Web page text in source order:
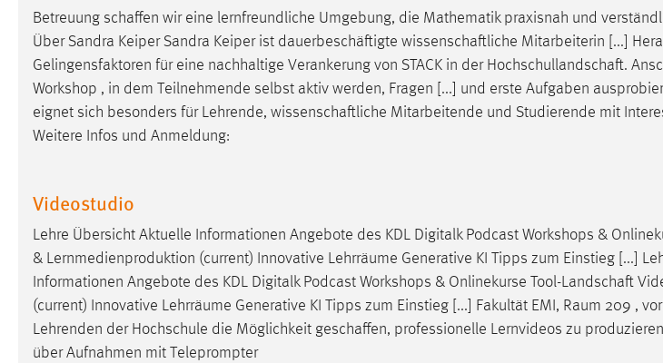
Betreuung schaffen wir eine lernfreundliche Umgebung, die Mathematik praxisnah und
Über Sandra Keiper Sandra Keiper ist dauerbeschäftigte wissenschaftliche Mitarbeiterin [...]
Gelingensfaktoren für eine nachhaltige Verankerung von STACK in der Hochschullandschaft.
Workshop , in dem Teilnehmende selbst aktiv werden, Fragen [...] und erste Aufgaben
eignet sich besonders für Lehrende, wissenschaftliche Mitarbeitende und Studierende mit
Weitere Infos und Anmeldung:
Videostudio
Lehre Übersicht Aktuelle Informationen Angebote des KDL Digitalk Podcast Workshops &
& Lernmedienproduktion (current) Innovative Lehrräume Generative KI Tipps zum Einstieg [...]
Informationen Angebote des KDL Digitalk Podcast Workshops & Onlinekurse
Tool-Landschaft
(current) Innovative Lehrräume Generative KI Tipps zum Einstieg [...] Fakultät EMI, Raum 209 ,
Lehrenden der Hochschule die Möglichkeit geschaffen, professionelle Lernvideos zu
über Aufnahmen mit Teleprompter
Performance
Name: staticfilecache
Zweck:
Für performante Seitenauslieferung wird
in diesem Cookie gespeichert, ob man
eingeloggt ist.
Sprachpräferenz
Name: site-language-preference
Zweck:
Das Cookie speichert die gewählte
Sprache der Website.
Cookie Laufzeit: 30 Tage